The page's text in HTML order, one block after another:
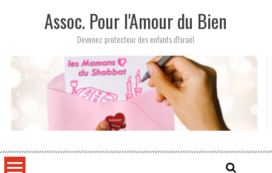
Assoc. Pour l'Amour du Bien
Devenez protecteur des enfants d'Israël